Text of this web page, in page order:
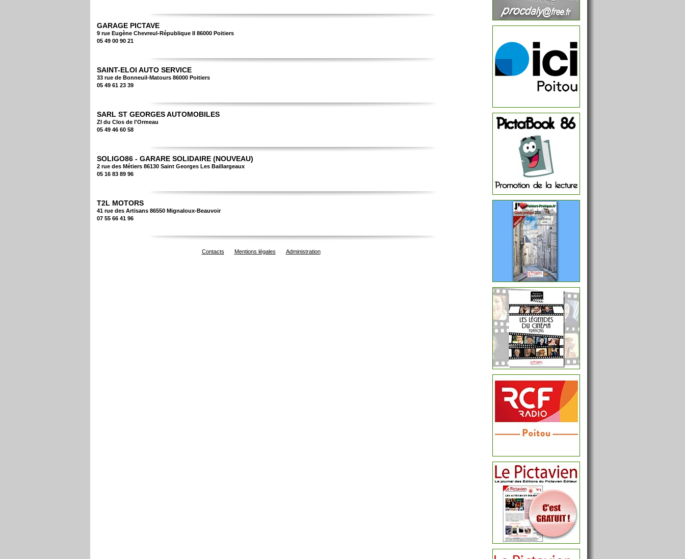
GARAGE PICTAVE
9 rue Eugène Chevreul-République II 86000 Poitiers
05 49 00 90 21
SAINT-ELOI AUTO SERVICE
33 rue de Bonneuil-Matours 86000 Poitiers
05 49 61 23 39
SARL ST GEORGES AUTOMOBILES
ZI du Clos de l'Ormeau
05 49 46 60 58
SOLIGO86 - GARARE SOLIDAIRE (NOUVEAU)
2 rue des Métiers 86130 Saint Georges Les Baillargeaux
05 16 83 89 96
T2L MOTORS
41 rue des Artisans 86550 Mignaloux-Beauvoir
07 55 66 41 96
Contacts Mentions légales Administration